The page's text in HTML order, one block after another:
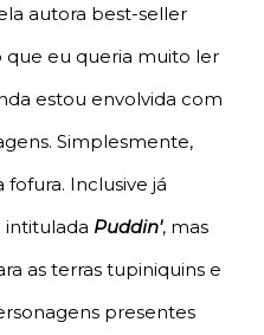
autora best-seller
que eu queria muito ler
estou envolvida com
Simplesmente,
Inclusive já
intitulada Puddin', mas
as terras tupiniquins e
presentes